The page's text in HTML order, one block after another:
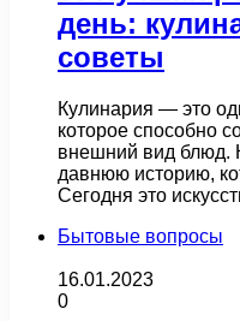
день:
советы
Кулинария — это
которое способно
внешний вид блюд.
давнюю историю,
Сегодня это
Бытовые вопросы
16.01.2023
0